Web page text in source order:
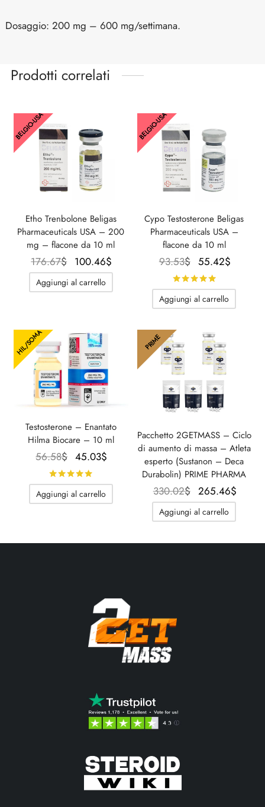
Dosaggio: 200 mg – 600 mg/settimana.
Prodotti correlati
BELGIO-USA
Etho Trenbolone Beligas
Pharmaceuticals USA – 200
mg – flacone da 10 ml
176.67$ Il prezzo
originale
era:
100.46$
100.46$.
Aggiungi al carrello
BELGIO-USA
Cypo Testosterone Beligas
Pharmaceuticals USA –
flacone da 10 ml
93.53$
Il
prezzo
originale
era:
55.42$
attuale
Aggiungi al carrello
HIL/SOMA
Testosterone – Enantato
Hilma Biocare – 10 ml
56.58$
Il
prezzo
originale
era:
45.03$
attuale
su 5
Aggiungi al carrello
PRIME
Pacchetto 2GETMASS – Ciclo
di aumento di massa – Atleta
esperto (Sustanon – Deca
Durabolin) PRIME PHARMA
330.02$ Il prezzo
originale
era:
265.46$
Aggiungi al carrello